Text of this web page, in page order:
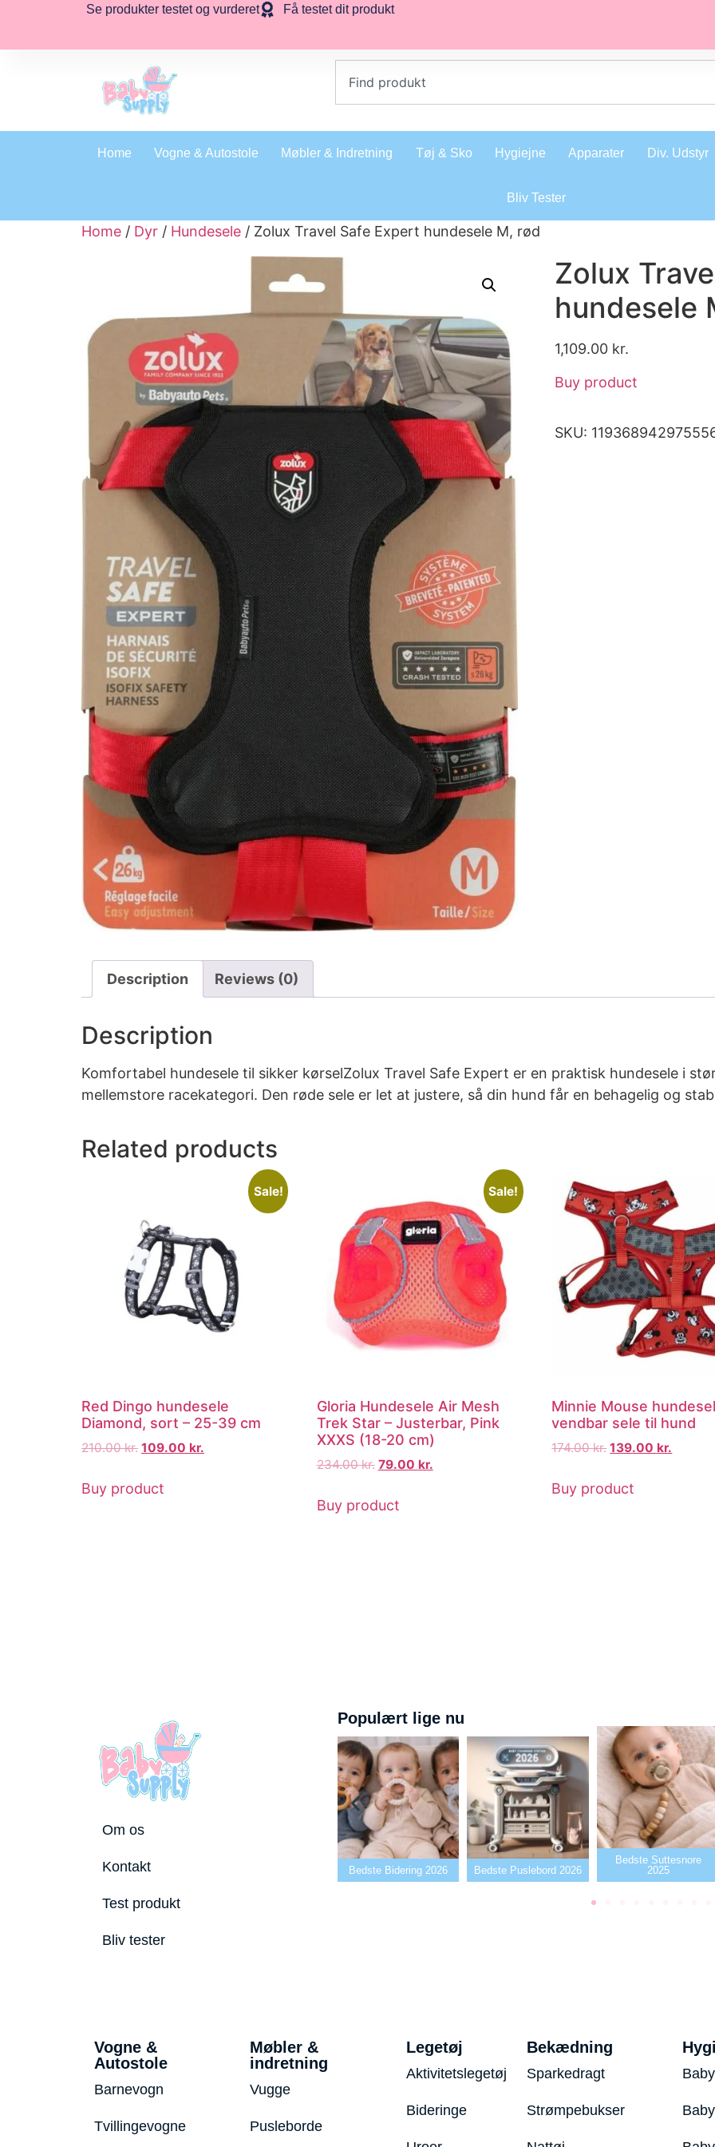
Se produkter testet og vurderet Få testet dit produkt
Home Vogne & Autostole Møbler & Indretning Tøj & Sko Hygiejne Apparater Div. Udstyr
Bliv Tester
Home / Dyr / Hundesele / Zolux Travel Safe Expert hundesele M, rød
Zolux
hundesele
1,109.00 kr.
Buy product
SKU:
Description Reviews (0)
Description
Komfortabel hundesele til sikker kørselZolux Travel Safe Expert er en praktisk hundesele i
mellemstore racekategori. Den røde sele er let at justere, så din hund får en behagelig og
Related products
Sale!
Red Dingo hundesele
Diamond, sort – 25-39 cm
210.00kr. 109.00 kr.
Buy product
Sale!
Gloria Hundesele Air Mesh
Trek Star – Justerbar, Pink
XXXS (18-20 cm)
234.00kr. 79.00 kr.
Buy product
Minnie Mouse
vendbar sele til hund
174.00kr. 139.00 kr.
Buy product
Om os
Kontakt
Test produkt
Bliv tester
Populært lige nu
Bedste puslepude 2026 Bedste Puslebord 2026
Bedste Suttesnore
2025
Bedste Sutter2026
Vogne &
Autostole
Barnevogn
Tvillingevogne
Møbler &
indretning
Vugge
Pusleborde
Legetøj
Aktivitetslegetøj
Bideringe
Bekædning
Sparkedragt
Strømpebukser